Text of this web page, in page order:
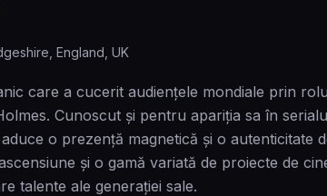
England, UK
care a cucerit audiențele mondiale prin
Cunoscut și pentru apariția sa în
o prezență magnetică și o autenticitate
și o gamă variată de proiecte de
talente ale generației sale.